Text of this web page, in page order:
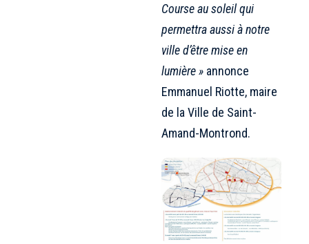
Course au soleil qui
permettra aussi à notre
ville d’être mise en
lumière » annonce
Emmanuel Riotte, maire
de la Ville de Saint-
Amand-Montrond.